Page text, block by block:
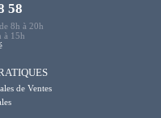
58
8h à 20h
à 15h
de Ventes